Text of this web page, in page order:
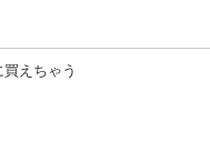
えちゃう